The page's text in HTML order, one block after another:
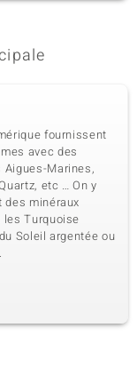
fournissent
avec des
Aigues-Marines,
etc … On y
des minéraux
Turquoise
Soleil argentée ou